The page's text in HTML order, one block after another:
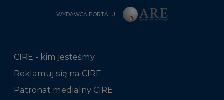
WYDAWCA PORTALU
CIRE - kim jesteśmy
Reklamuj się na CIRE
Patronat medialny CIRE